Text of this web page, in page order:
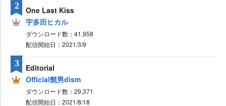
One Last Kiss
宇多田ヒカル
ダウンロード数：41,958
配信開始日：2021/3/9
2
Editorial
Official髭男dism
ダウンロード数：29,371
配信開始日：2021/8/18
3